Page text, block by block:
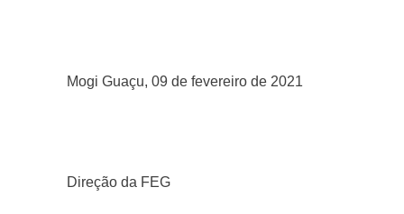
Mogi Guaçu, 09 de fevereiro de 2021
Direção da FEG